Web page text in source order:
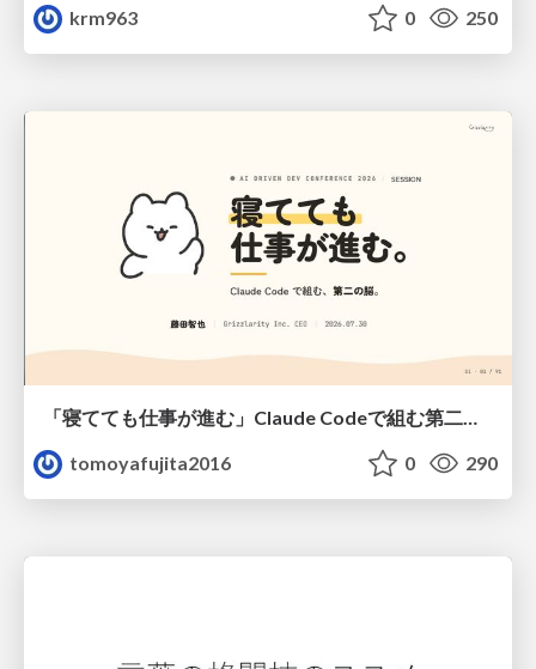
krm963 0 250
「寝てても仕事が進む」Claude Codeで組む第二の脳
tomoyafujita2016
0 290